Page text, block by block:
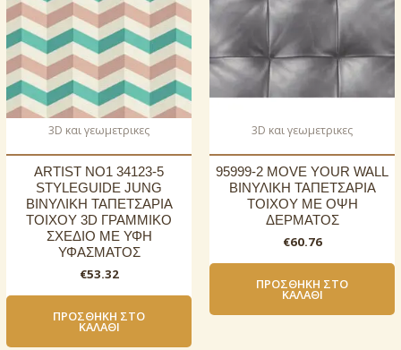
3D και γεωμετρικες
ARTIST NO1 34123-5
STYLEGUIDE JUNG
ΒΙΝΥΛΙΚΗ ΤΑΠΕΤΣΑΡΙΑ
ΤΟΙΧΟΥ 3D ΓΡΑΜΜΙΚΟ
ΣΧΕΔΙΟ ΜΕ ΥΦΗ
ΥΦΑΣΜΑΤΟΣ
€53.32
ΠΡΟΣΘΉΚΗ ΣΤΟ
ΚΑΛΆΘΙ
3D και γεωμετρικες
95999-2 MOVE YOUR WALL
ΒΙΝΥΛΙΚΗ ΤΑΠΕΤΣΑΡΙΑ
ΤΟΙΧΟΥ ΜΕ ΟΨΗ
ΔΕΡΜΑΤΟΣ
€60.76
ΠΡΟΣΘΉΚΗ ΣΤΟ
ΚΑΛΆΘΙ